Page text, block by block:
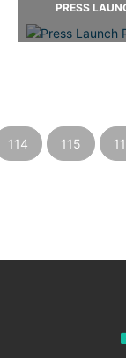
PRESS
114 115